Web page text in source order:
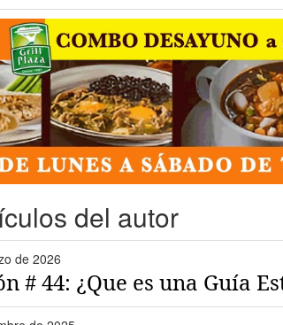
del autor
de 2026
# 44: ¿Que es una Guía